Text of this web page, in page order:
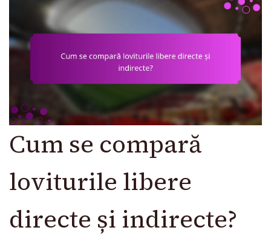
Cum se compară
loviturile libere
directe și indirecte?